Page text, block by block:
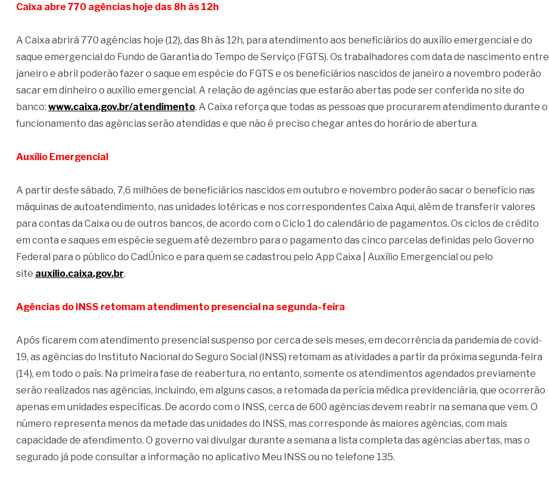
Caixa abre 770 agências hoje das 8h às 12h
A Caixa abrirá 770 agências hoje (12), das 8h às 12h, para atendimento aos beneficiários do auxílio emergencial e do
saque emergencial do Fundo de Garantia do Tempo de Serviço (FGTS). Os trabalhadores com data de nascimento entre
janeiro e abril poderão fazer o saque em espécie do FGTS e os beneficiários nascidos de janeiro a novembro poderão
sacar em dinheiro o auxílio emergencial. A relação de agências que estarão abertas pode ser conferida no site do
banco: www.caixa.gov.br/atendimento. A Caixa reforça que todas as pessoas que procurarem atendimento durante o
funcionamento das agências serão atendidas e que não é preciso chegar antes do horário de abertura.
Auxílio Emergencial
A partir deste sábado, 7,6 milhões de beneficiários nascidos em outubro e novembro poderão sacar o benefício nas
máquinas de autoatendimento, nas unidades lotéricas e nos correspondentes Caixa Aqui, além de transferir valores
para contas da Caixa ou de outros bancos, de acordo com o Ciclo 1 do calendário de pagamentos. Os ciclos de crédito
em conta e saques em espécie seguem até dezembro para o pagamento das cinco parcelas definidas pelo Governo
Federal para o público do CadÚnico e para quem se cadastrou pelo App Caixa | Auxílio Emergencial ou pelo
site auxilio.caixa.gov.br.
Agências do INSS retomam atendimento presencial na segunda-feira
Após ficarem com atendimento presencial suspenso por cerca de seis meses, em decorrência da pandemia de covid-
19, as agências do Instituto Nacional do Seguro Social (INSS) retomam as atividades a partir da próxima segunda-feira
(14), em todo o país. Na primeira fase de reabertura, no entanto, somente os atendimentos agendados previamente
serão realizados nas agências, incluindo, em alguns casos, a retomada da perícia médica previdenciária, que ocorrerão
apenas em unidades específicas. De acordo com o INSS, cerca de 600 agências devem reabrir na semana que vem. O
número representa menos da metade das unidades do INSS, mas corresponde às maiores agências, com mais
capacidade de atendimento. O governo vai divulgar durante a semana a lista completa das agências abertas, mas o
segurado já pode consultar a informação no aplicativo Meu INSS ou no telefone 135.